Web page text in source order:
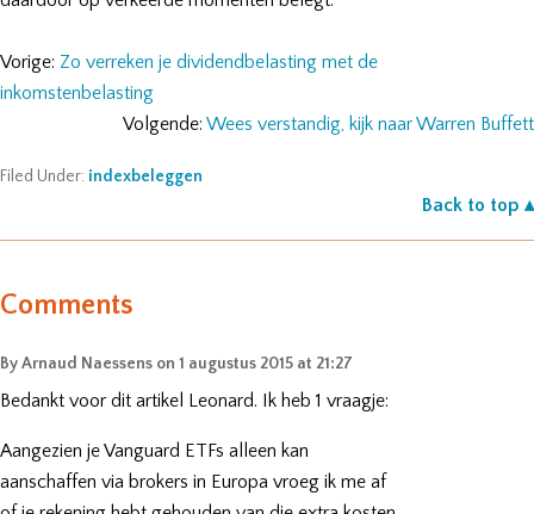
Vorige: Zo verreken je dividendbelasting met de
inkomstenbelasting
Volgende: Wees verstandig, kijk naar Warren Buffett
Filed Under: indexbeleggen
Back to top ▴
Comments
ByArnaud Naessens on 1 augustus 2015 at 21:27
Bedankt voor dit artikel Leonard. Ik heb 1 vraagje:
Aangezien je Vanguard ETFs alleen kan
aanschaffen via brokers in Europa vroeg ik me af